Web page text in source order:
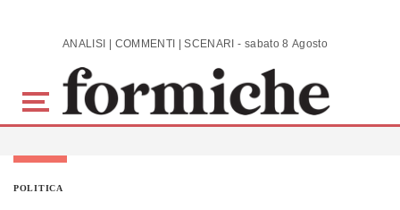
Skip to main content ANALISI | COMMENTI | SCENARI - sabato 8 Agosto 2026
POLITICA